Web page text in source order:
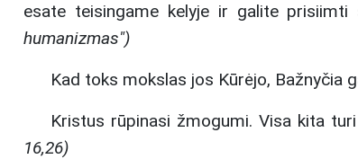
esate teisingame kelyje ir galite prisiimti
humanizmas")
Kad toks mokslas jos Kūrėjo, Bažnyčia
Kristus rūpinasi žmogumi. Visa kita
16,26)